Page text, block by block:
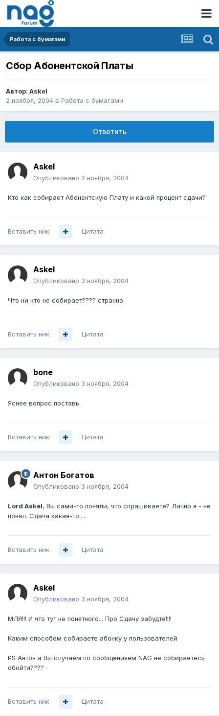
Работа с бумагами
Сбор Абонентской Платы
Автор: Askel
2 ноября, 2004 в Работа с бумагами
Ответить
Askel
Опубликовано 2 ноября, 2004
Кто как собирает Абонентскую Плату и какой процент сдачи?
Вставить ник Цитата
Askel
Опубликовано 3 ноября, 2004
Что ни кто не собирает???? странно
Вставить ник Цитата
bone
Опубликовано 3 ноября, 2004
Яснее вопрос поставь.
Вставить ник Цитата
Антон Богатов
Опубликовано 3 ноября, 2004
Lord Askel, Вы сами-то поняли, что спрашиваете? Лично я - не
понял. Сдача какая-то....
Вставить ник Цитата
Askel
Опубликовано 3 ноября, 2004
МЛЯ!!! И что тут не понятного... Про Сдачу забудте!!!!
Каким способом собираете абонку у пользователей
PS Антон а Вы случаем по сообщенияем NAG не собираетесь
обойти????
Вставить ник Цитата